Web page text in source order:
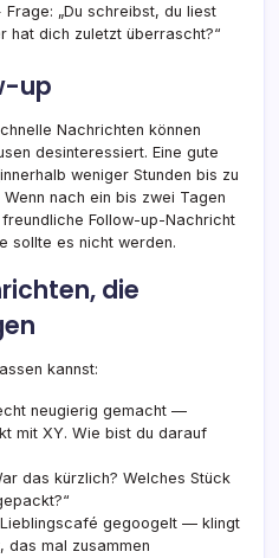
Frage: „Du schreibst, du liest
hat dich zuletzt überrascht?“
up
Nachrichten können
desinteressiert. Eine gute
weniger Stunden bis zu
nach ein bis zwei Tagen
Follow-up-Nachricht
sollte es nicht werden.
die
kannst:
neugierig gemacht —
mit XY. Wie bist du darauf
das kürzlich? Welches Stück
gegoogelt — klingt
das mal zusammen